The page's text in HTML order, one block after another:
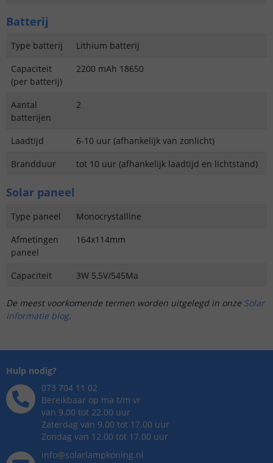
Batterij
Type batterij
Lithium batterij
Capaciteit
(per batterij)
2200 mAh 18650
Aantal
batterijen
2
Laadtijd
6-10 uur (afhankelijk van zonlicht)
Brandduur
tot 10 uur (afhankelijk laadtijd en lichtstand)
Solar paneel
Type paneel
Monocrystalline
Afmetingen
paneel
164x114mm
Capaciteit 3W 5,5V/545Ma
De meest voorkomende termen worden uitgelegd in onze Solar
informatie blog.
Hulp nodig?
073 704 11 02
Bereikbaar op ma t/m vr
van 9.00 tot 22.00 uur
Zaterdag van 9.00 tot 17.00 uur
Zondag van 12.00 tot 17.00 uur
info@solarlampkoning.nl